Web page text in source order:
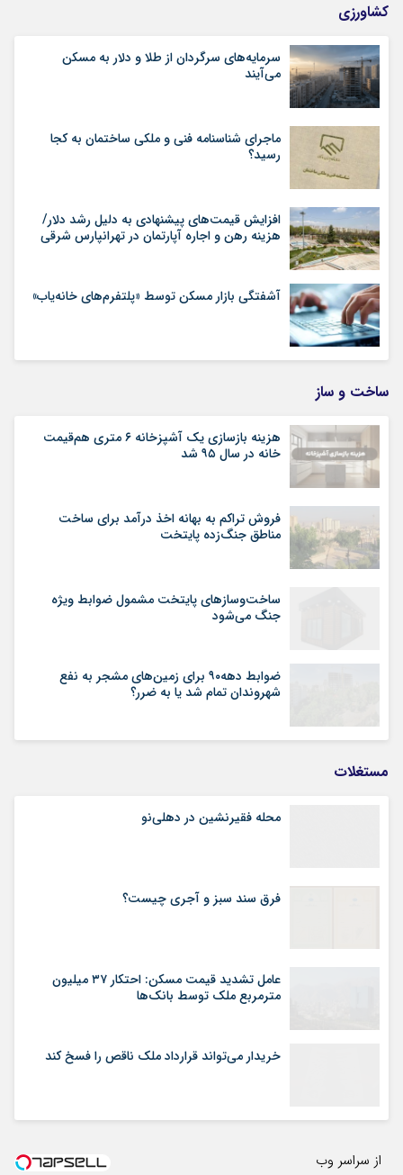
کشاورزی
سرمایه‌های سرگردان از طلا و دلار به مسکن
می‌آیند
ماجرای شناسنامه‌ فنی و ملکی ساختمان به کجا
رسید؟
افزایش قیمت‌های پیشنهادی به دلیل رشد دلار/
هزینه رهن و اجاره آپارتمان در تهرانپارس شرقی
آشفتگی بازار مسکن توسط «پلتفرم‌های خانه‌یاب»
ساخت و ساز
هزینه بازسازی یک آشپزخانه ۶ متری هم‌قیمت
خانه در سال ۹۵ شد
فروش تراکم به بهانه اخذ درآمد برای ساخت
مناطق جنگ‌زده پایتخت
ساخت‌وسازهای پایتخت مشمول ضوابط ویژه
جنگ می‌شود
ضوابط دهه۹۰ برای زمین‌های مشجر به نفع
شهروندان تمام شد یا به ضرر؟
مستغلات
محله فقیرنشین در دهلی‏‌نو
فرق سند سبز و آجری چیست؟
عامل تشدید قیمت مسکن: احتکار ۳۷ میلیون
مترمربع ملک توسط بانک‌ها
خریدار می‌تواند قرارداد ملک ناقص را فسخ کند
از سراسر وب